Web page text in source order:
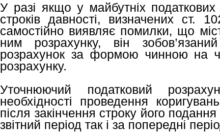
У разі якщо у майбутніх
строків давності, визначених ст.
самостійно виявляє помилки, що
ним розрахунку, він
розрахунок за формою чинною на
розрахунку.
Уточнюючий податковий
необхідності проведення
після закінчення строку його
звітний період так і за попередні